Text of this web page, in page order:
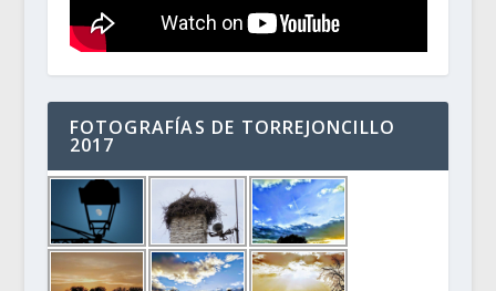
FOTOGRAFÍAS DE TORREJONCILLO
2017